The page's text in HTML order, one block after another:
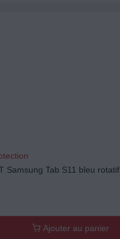
Samsung Tab S11 bleu rotatif
Ajouter au panier